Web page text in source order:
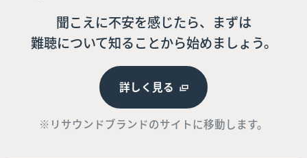
聞こえに不安を感じたら、まずは
難聴について知ることから始めましょう。
詳しく見る
※リサウンドブランドのサイトに移動します。